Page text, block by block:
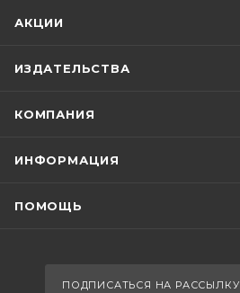
АКЦИИ
ИЗДАТЕЛЬСТВА
КОМПАНИЯ
ИНФОРМАЦИЯ
ПОМОЩЬ
ПОДПИСАТЬСЯ НА РАССЫЛКУ